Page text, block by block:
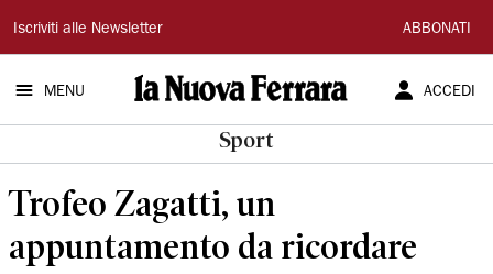
La
Nuova
Ferrara
Iscriviti alle Newsletter ABBONATI
MENU ACCEDI
Sport
Trofeo Zagatti, un
appuntamento da ricordare